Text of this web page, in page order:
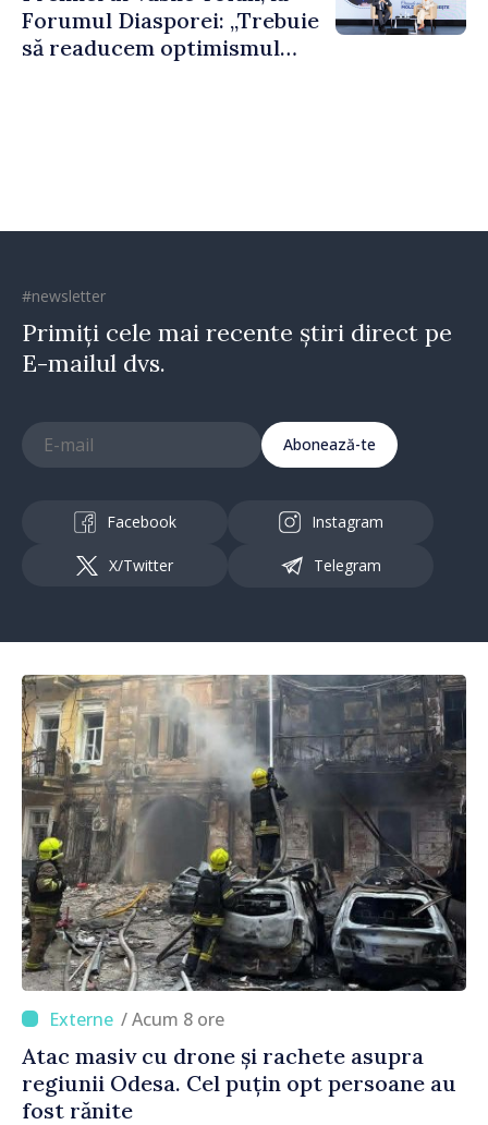
Forumul Diasporei: „Trebuie
să readucem optimismul
#newsletter
Primiți cele mai recente știri direct pe
E-mailul dvs.
Abonează-te
Facebook Instagram
X/Twitter Telegram
/ Acum 8 ore
Atac masiv cu drone și rachete asupra
regiunii Odesa. Cel puțin opt persoane au
fost rănite